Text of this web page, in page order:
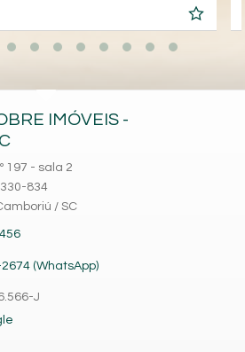
IMÓVEIS -
197 - sala 2
834
/ SC
(WhatsApp)
J